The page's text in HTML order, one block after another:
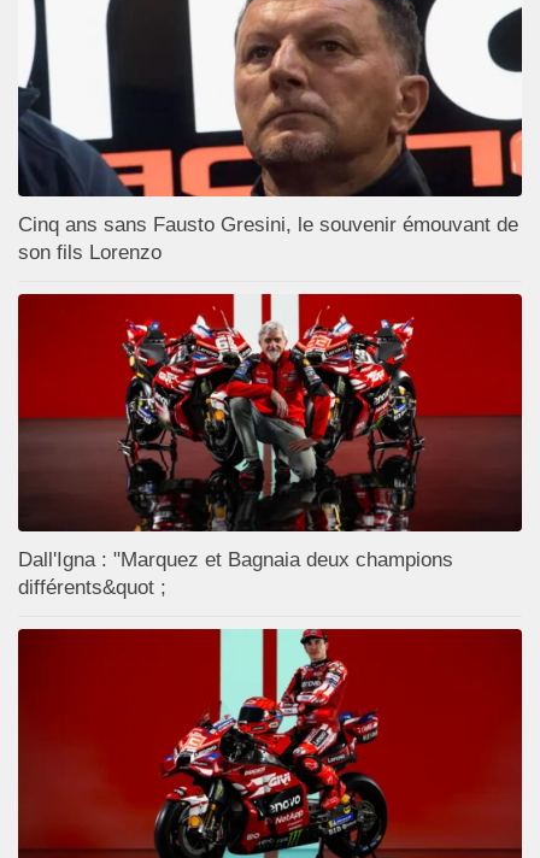
Cinq ans sans Fausto Gresini, le souvenir émouvant de
son fils Lorenzo
Dall'Igna : "Marquez et Bagnaia deux champions
différents&quot ;